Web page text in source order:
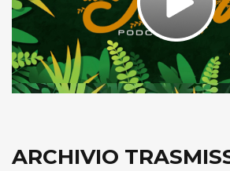
Play
Video
ARCHIVIO